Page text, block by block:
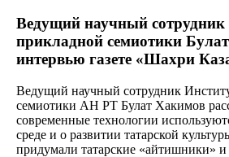
Ведущий научный сотрудник
прикладной семиотики
интервью газете «Шахри
Ведущий научный сотрудник
семиотики АН РТ Булат Хакимов
современные технологии
среде и о развитии татарской
придумали татарские «айтишники» и